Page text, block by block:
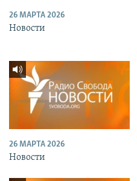
26 МАРТА 2026
Новости
26 МАРТА 2026
Новости